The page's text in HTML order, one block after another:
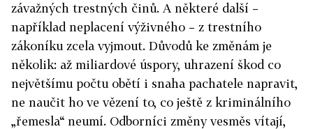
závažných trestných činů. A některé další –
například neplacení výživného – z trestního
zákoníku zcela vyjmout. Důvodů ke změnám je
několik: až miliardové úspory, uhrazení škod co
největšímu počtu obětí i snaha pachatele napravit,
ne naučit ho ve vězení to, co ještě z kriminálního
„řemesla“ neumí. Odborníci změny vesměs vítají,